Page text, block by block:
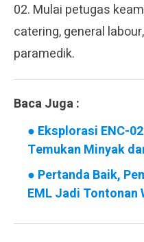
02. Mulai petugas
catering, general
paramedik.
Baca Juga :
● Eksplorasi ENC-
Temukan Minyak
● Pertanda Baik,
EML Jadi Tontonan